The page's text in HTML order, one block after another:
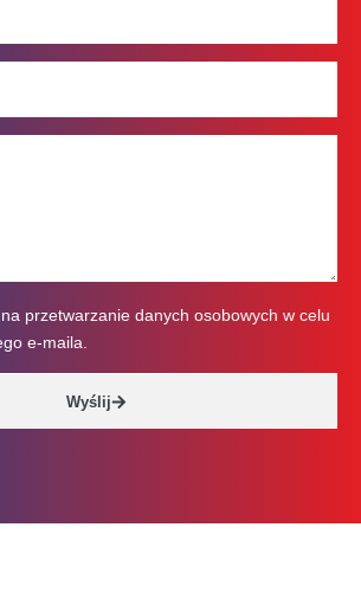
przetwarzanie danych osobowych w celu
e-maila.
Wyślij